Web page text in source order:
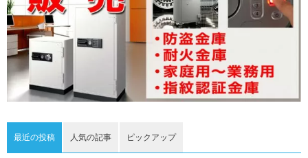
最近の投稿 人気の記事 ピックアップ